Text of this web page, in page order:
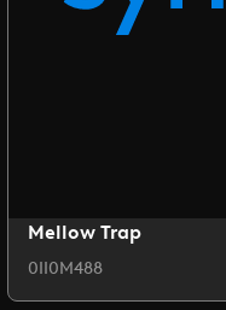
Mellow Trap
0II0M488